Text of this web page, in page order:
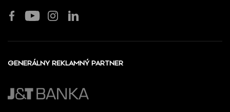
GENERÁLNY REKLAMNÝ PARTNER